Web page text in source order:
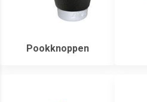
Pookknoppen